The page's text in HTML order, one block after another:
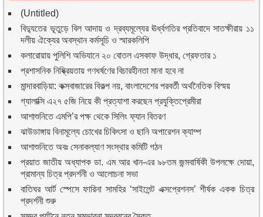
(Untitled)
বিদ্যুতের ভূতুড়ে বিল আদায় ও দ্রব্যমূল্যের ঊর্ধ্বগতির প্রতিবাদে সাতক্ষীরায় ১১
দলীয় ঐক্যের অবস্থান কর্মসূচি ও স্মারকলিপি
কলারোয়ায় পুলিশি অভিযানে ২০ বোতল এসকাফ উদ্ধার, গ্রেফতার ১
প্রশাসনিক নিষ্ক্রিয়তায় গণধর্ষণের বিচারহীনতা মানা হবে না
মান্দারবাড়িয়া: কক্সবাজারের বিকল্প নয়, বাংলাদেশের পরবর্তী অর্থনৈতিক বিস্ময়
গ্যালাক্সি এ২৭ ৫জি নিয়ে কী প্রত্যাশা করছেন প্রযুক্তিপ্রেমীরা
আশাশুনিতে এমপি’র পক্ষ থেকে সিলিং ফ্যান বিতরণ
ঝাউডাঙ্গায় বিনামূল্যে চোখের চিকিৎসা ও ছানি অপারেশন ক্যাম্প
আশাশুনিতে অবঃ সেনাকল্যাণ সংস্থার কমিটি গঠন
প্রয়াত জাতীয় অধ্যাপক ডা. এম আর খান-এর ৯৮তম জন্মবার্ষিকী উপলক্ষে দোয়া,
প্রামান্য চিত্র প্রদর্শনী ও আলোচনা সভা
বাতিঘর আর্ট স্পেসে ফারিনা সামহির ‘সাইলেন্ট এক্সপ্রেশনস’ শীর্ষক একক চিত্র
প্রদর্শনী শুরু